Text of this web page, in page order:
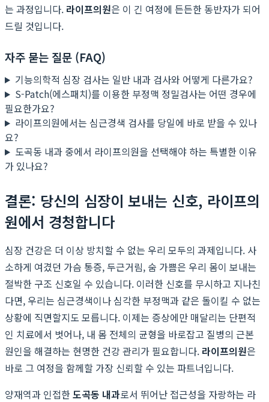
는 과정입니다. 라이프의원은 이 긴 여정에 든든한 동반자가 되어
드릴 것입니다.
자주 묻는 질문 (FAQ)
기능의학적 심장 검사는 일반 내과 검사와 어떻게 다른가요?
S-Patch(에스패치)를 이용한 부정맥 정밀검사는 어떤 경우에
필요한가요?
라이프의원에서는 심근경색 검사를 당일에 바로 받을 수 있나
요?
도곡동 내과 중에서 라이프의원을 선택해야 하는 특별한 이유
가 있나요?
결론: 당신의 심장이 보내는 신호, 라이프의
원에서 경청합니다
심장 건강은 더 이상 방치할 수 없는 우리 모두의 과제입니다. 사
소하게 여겼던 가슴 통증, 두근거림, 숨 가쁨은 우리 몸이 보내는
절박한 구조 신호일 수 있습니다. 이러한 신호를 무시하고 지나친
다면, 우리는 심근경색이나 심각한 부정맥과 같은 돌이킬 수 없는
상황에 직면할지도 모릅니다. 이제는 증상에만 매달리는 단편적
인 치료에서 벗어나, 내 몸 전체의 균형을 바로잡고 질병의 근본
원인을 해결하는 현명한 건강 관리가 필요합니다. 라이프의원은
바로 그 여정을 함께할 가장 신뢰할 수 있는 파트너입니다.
양재역과 인접한도곡동 내과로서 뛰어난 접근성을 자랑하는 라